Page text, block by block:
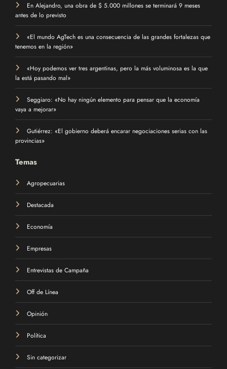
En Alejandro, una obra de $ 5.000 millones se terminará 9 meses
antes de lo previsto
«El mundo AgTech es una consecuencia de las grandes fortalezas que
tenemos en la región»
«Hoy podemos ver tres argentinas, pero la más voluminosa es la que
la está pasando mal»
Seggiaro: «No hay ningún elemento para pensar que la economía
vaya a mejorar»
Gutiérrez: «El gobierno deberá encarar negociaciones serias con las
provincias»
Temas
Agropecuarias
Destacada
Economía
Empresas
Entrevistas de Campaña
Off de Línea
Opinión
Política
Sin categorizar